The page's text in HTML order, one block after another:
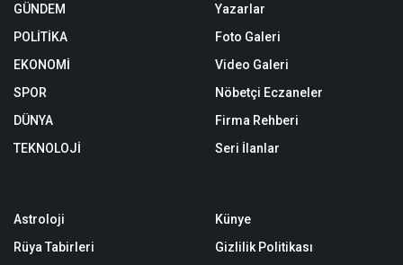
GÜNDEM
POLİTİKA
EKONOMİ
SPOR
DÜNYA
TEKNOLOJİ
Yazarlar
Foto Galeri
Video Galeri
Nöbetçi Eczaneler
Firma Rehberi
Seri İlanlar
Astroloji
Rüya Tabirleri
Künye
Gizlilik Politikası